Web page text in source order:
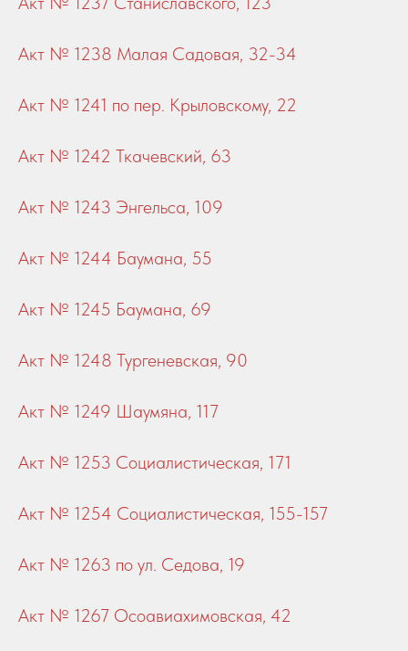
Акт № 1238 Малая Садовая, 32-34
Акт № 1241 по пер. Крыловскому, 22
Акт № 1242 Ткачевский, 63
Акт № 1243 Энгельса, 109
Акт № 1244 Баумана, 55
Акт № 1245 Баумана, 69
Акт № 1248 Тургеневская, 90
Акт № 1249 Шаумяна, 117
Акт № 1253 Cоциалистическая, 171
Акт № 1254 Социалистическая, 155-157
Акт № 1263 по ул. Седова, 19
Акт № 1267 Осоавиахимовская, 42